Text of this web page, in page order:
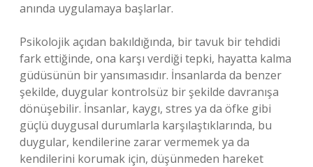
anında uygulamaya başlarlar.
Psikolojik açıdan bakıldığında, bir tavuk bir tehdidi
fark ettiğinde, ona karşı verdiği tepki, hayatta kalma
güdüsünün bir yansımasıdır. İnsanlarda da benzer
şekilde, duygular kontrolsüz bir şekilde davranışa
dönüşebilir. İnsanlar, kaygı, stres ya da öfke gibi
güçlü duygusal durumlarla karşılaştıklarında, bu
duygular, kendilerine zarar vermemek ya da
kendilerini korumak için, düşünmeden hareket